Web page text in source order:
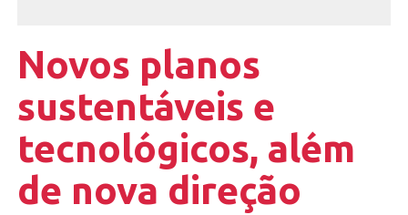
Novos planos
sustentáveis e
tecnológicos, além
de nova direção